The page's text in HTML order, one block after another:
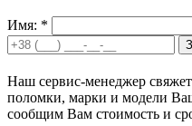
Имя: *
Наш сервис-менеджер
поломки, марки и модели
сообщим Вам стоимость и